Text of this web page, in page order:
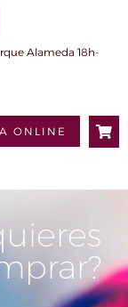
Alameda 18h-
ONLINE